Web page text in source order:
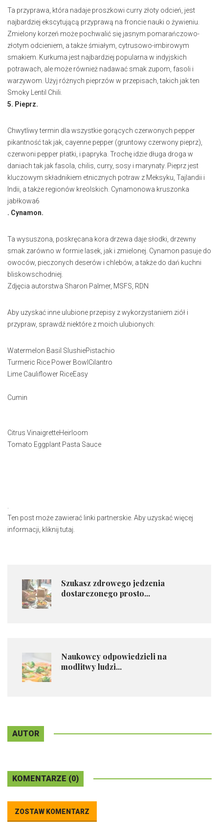
Ta przyprawa, która nadaje proszkowi curry złoty odcień, jest
najbardziej ekscytującą przyprawą na froncie nauki o żywieniu.
Zmielony korzeń może pochwalić się jasnym pomarańczowo-
złotym odcieniem, a także śmiałym, cytrusowo-imbirowym
smakiem. Kurkuma jest najbardziej popularna w indyjskich
potrawach, ale może również nadawać smak zupom, fasoli i
warzywom. Użyj różnych pieprzów w przepisach, takich jak ten
Smoky Lentil Chili.
5. Pieprz.
Chwytliwy termin dla wszystkie gorących czerwonych pepper
pikantność tak jak, cayenne pepper (gruntowy czerwony pieprz),
czerwoni pepper płatki, i papryka. Trochę idzie długa droga w
daniach tak jak fasola, chilis, curry, sosy i marynaty. Pieprz jest
kluczowym składnikiem etnicznych potraw z Meksyku, Tajlandii i
Indii, a także regionów kreolskich. Cynamonowa kruszonka
jabłkowa6
. Cynamon.
Ta wysuszona, poskręcana kora drzewa daje słodki, drzewny
smak zarówno w formie lasek, jak i zmielonej. Cynamon pasuje do
owoców, pieczonych deserów i chlebów, a także do dań kuchni
bliskowschodniej.
Zdjęcia autorstwa Sharon Palmer, MSFS, RDN
Aby uzyskać inne ulubione przepisy z wykorzystaniem ziół i
przypraw, sprawdź niektóre z moich ulubionych:
Watermelon Basil SlushiePistachio
Turmeric Rice Power BowlCilantro
Lime Cauliflower RiceEasy
Cumin
Citrus VinaigretteHeirloom
Tomato Eggplant Pasta Sauce
Ten post może zawierać linki partnerskie. Aby uzyskać więcej
informacji, kliknij tutaj.
Szukasz zdrowego jedzenia
dostarczonego prosto...
Naukowcy odpowiedzieli na
modlitwy ludzi...
AUTOR
KOMENTARZE (0)
ZOSTAW KOMENTARZ